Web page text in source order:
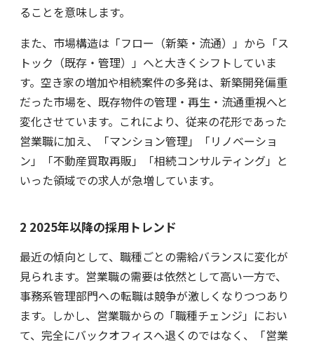
ることを意味します。
また、市場構造は「フロー（新築・流通）」から「ス
トック（既存・管理）」へと大きくシフトしていま
す。空き家の増加や相続案件の多発は、新築開発偏重
だった市場を、既存物件の管理・再生・流通重視へと
変化させています。これにより、従来の花形であった
営業職に加え、「マンション管理」「リノベーショ
ン」「不動産買取再販」「相続コンサルティング」と
いった領域での求人が急増しています。
2 2025年以降の採用トレンド
最近の傾向として、職種ごとの需給バランスに変化が
見られます。営業職の需要は依然として高い一方で、
事務系管理部門への転職は競争が激しくなりつつあり
ます。しかし、営業職からの「職種チェンジ」におい
て、完全にバックオフィスへ退くのではなく、「営業